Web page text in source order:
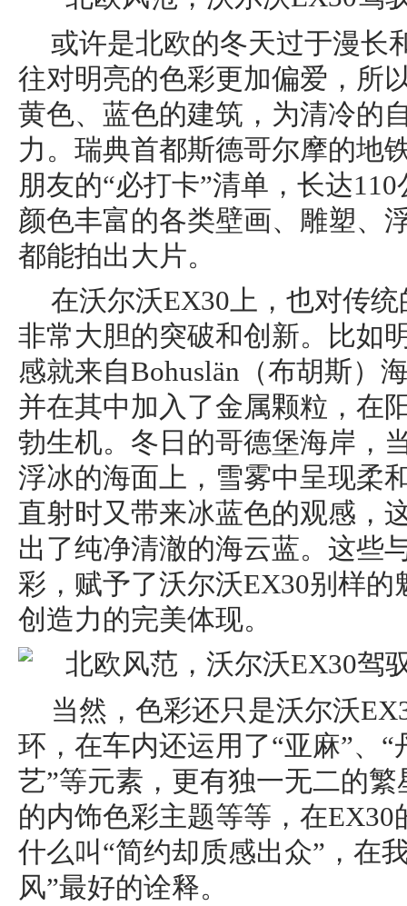
或许是北欧的冬天过于漫长
往对明亮的色彩更加偏爱，所
黄色、蓝色的建筑，为清冷的
力。瑞典首都斯德哥尔摩的地
朋友的“必打卡”清单，长达
颜色丰富的各类壁画、雕塑、
都能拍出大片。
在沃尔沃EX30上，也对传
非常大胆的突破和创新。比如
感就来自Bohuslän（布胡斯）
并在其中加入了金属颗粒，在
勃生机。冬日的哥德堡海岸，
浮冰的海面上，雪雾中呈现柔
直射时又带来冰蓝色的观感，
出了纯净清澈的海云蓝。这些
彩，赋予了沃尔沃EX30别样
创造力的完美体现。
当然，色彩还只是沃尔沃
环，在车内还运用了“亚麻”、“
艺”等元素，更有独一无二的
的内饰色彩主题等等，在
什么叫“简约却质感出众”，在
风”最好的诠释。